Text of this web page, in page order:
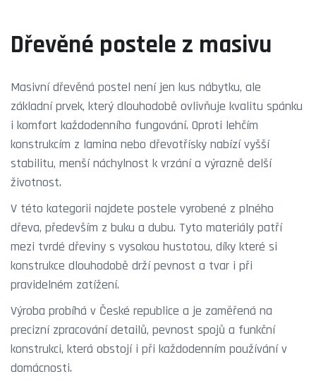
Dřevěné postele z masivu
Masivní dřevěná postel není jen kus nábytku, ale
základní prvek, který dlouhodobě ovlivňuje kvalitu spánku
i komfort každodenního fungování. Oproti lehčím
konstrukcím z lamina nebo dřevotřísky nabízí vyšší
stabilitu, menší náchylnost k vrzání a výrazně delší
životnost.
V této kategorii najdete postele vyrobené z plného
dřeva, především z buku a dubu. Tyto materiály patří
mezi tvrdé dřeviny s vysokou hustotou, díky které si
konstrukce dlouhodobě drží pevnost a tvar i při
pravidelném zatížení.
Výroba probíhá v České republice a je zaměřená na
precizní zpracování detailů, pevnost spojů a funkční
konstrukci, která obstojí i při každodenním používání v
domácnosti.